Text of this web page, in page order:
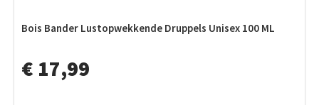
Bois Bander Lustopwekkende Druppels Unisex 100 ML
€ 17,99